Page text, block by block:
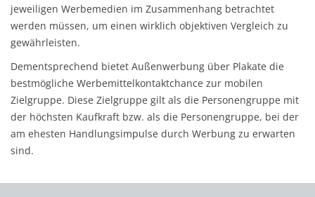
jeweiligen Werbemedien im Zusammenhang betrachtet
werden müssen, um einen wirklich objektiven Vergleich zu
gewährleisten.
Dementsprechend bietet Außenwerbung über Plakate die
bestmögliche Werbemittelkontaktchance zur mobilen
Zielgruppe. Diese Zielgruppe gilt als die Personengruppe mit
der höchsten Kaufkraft bzw. als die Personengruppe, bei der
am ehesten Handlungsimpulse durch Werbung zu erwarten
sind.